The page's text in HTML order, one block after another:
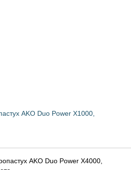
AKO Duo Power X1000,